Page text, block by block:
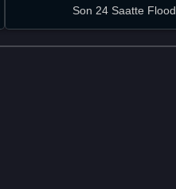
Son 24 Saatte Flood